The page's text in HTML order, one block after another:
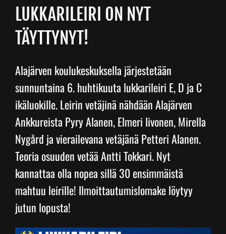
Palvelut
Info
Yhteystiedot
LUKKARILEIRI ON NYT
TÄYTTYNYT!
Alajärven koulukeskuksella järjestetään
sunnuntaina 6. huhtikuuta lukkarileiri E, D ja C
ikäluokille. Leirin vetäjinä nähdään Alajärven
Ankkureista Pyry Alanen, Elmeri Iivonen, Mirella
Nygård ja vierailevana vetäjänä Petteri Alanen.
Teoria osuuden vetää Antti Tokkari. Nyt
kannattaa olla nopea sillä 30 ensimmäistä
mahtuu leirille! Ilmoittautumislomake löytyy
jutun lopusta!